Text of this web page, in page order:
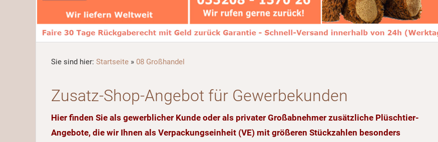
Sie sind hier: Startseite » 08 Großhandel
Zusatz-Shop-Angebot für Gewerbekunden
Hier finden Sie als gewerblicher Kunde oder als privater Großabnehmer zusätzliche Plüschtier-
Angebote, die wir Ihnen als Verpackungseinheit (VE) mit größeren Stückzahlen besonders